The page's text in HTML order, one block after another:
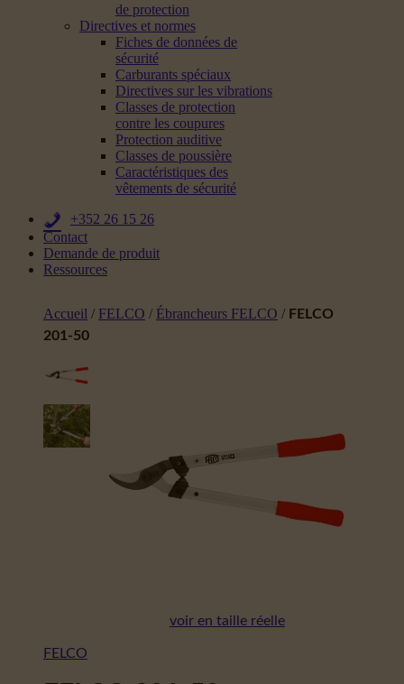
de protection
Directives et normes
Fiches de données de
sécurité
Carburants spéciaux
Directives sur les vibrations
Classes de protection
contre les coupures
Protection auditive
Classes de poussière
Caractéristiques des
vêtements de sécurité
+352 26 15 26
Contact
Demande de produit
Ressources
Accueil / FELCO / Ébrancheurs FELCO / FELCO
201-50
voir en taille réelle
FELCO